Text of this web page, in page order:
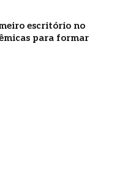
escritório no
para formar